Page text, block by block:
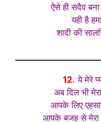
ऐसे ही सदैव
यही है
शादी की
12. ये मेरे
अब दिल भी
आपके लिए
आपके बजह से